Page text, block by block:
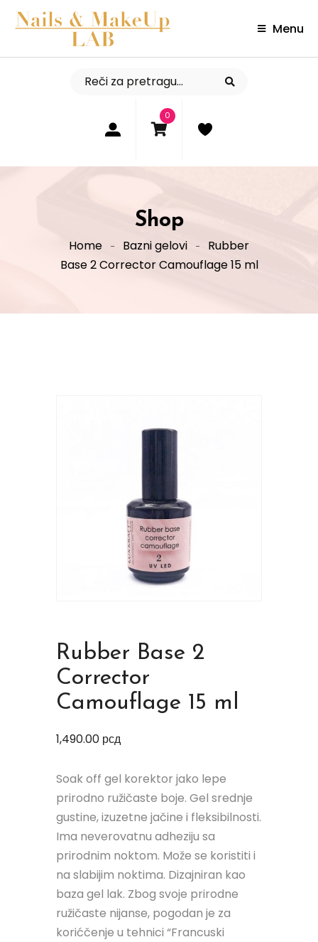
Menu
0
Shop
Home Bazni gelovi
Rubber
Base 2 Corrector Camouflage 15 ml
Rubber Base 2
Corrector
Camouflage 15 ml
1,490.00 рсд
Soak off gel korektor jako lepe
prirodno ružičaste boje. Gel srednje
gustine, izuzetne jačine i fleksibilnosti.
Ima neverovatnu adheziju sa
prirodnim noktom. Može se koristiti i
na slabijim noktima. Dizajniran kao
baza gel lak. Zbog svoje prirodne
ružičaste nijanse, pogodan je za
korićčenje u tehnici “Francuski